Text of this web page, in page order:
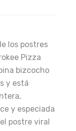
los postres
Pizza
bizcocho
y está
y especiada
postre viral